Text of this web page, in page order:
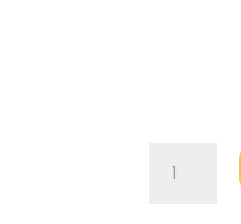
600Mb